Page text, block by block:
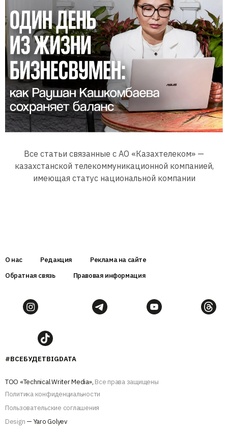
Все статьи связанные с АО «Казахтелеком» —
казахстанской телекоммуникационной компанией,
имеющая статус национальной компании
О нас Редакция
Реклама на сайте
Обратная связь
Правовая информация
#ВСЕБУДЕТBIGDATA
ТОО «Technical Writer Media», Все права защищены
Политика конфиденциальности
Пользовательские соглашения
Design — Yaro Golyev